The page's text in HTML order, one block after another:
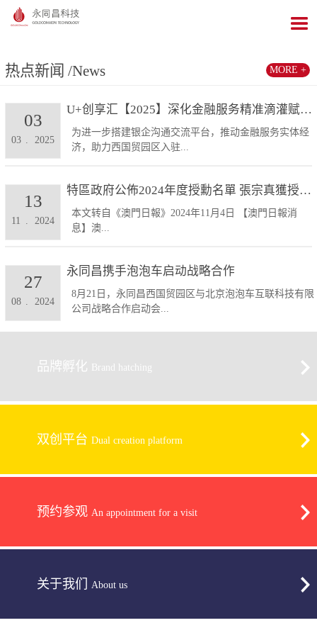
热点新闻 /News
U+创享汇【2025】深化金融服务精准滴灌赋能发展...
为进一步搭建银企沟通交流平台，推动金融服务实体经
济，助力西国贸园区入驻...
03 2025
03
特區政府公佈2024年度授勳名單 張宗真獲授予專業...
本文转自《澳門日報》2024年11月4日 【澳門日報消
息】澳...
11 2024
13
永同昌携手泡泡车启动战略合作
8月21日，永同昌西国贸园区与北京泡泡车互联科技有限
公司战略合作启动会...
08 . 2024
27
MORE +
品牌孵化 Brand hatching
双创平台 Dual creation platform
预约参观 An appointment for a visit
关于我们 About us